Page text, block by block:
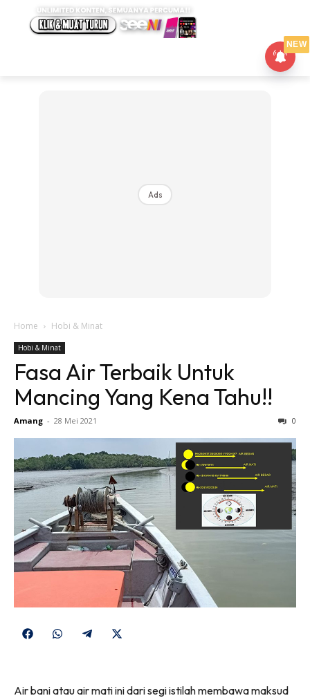
Ads
Home Hobi & Minat
Hobi & Minat
Fasa Air Terbaik Untuk
Mancing Yang Kena Tahu!!
Amang - 28 Mei 2021 0
Share
Share
Share
(Twitter)
Air bani atau air mati ini dari segi istilah membawa maksud
NEW